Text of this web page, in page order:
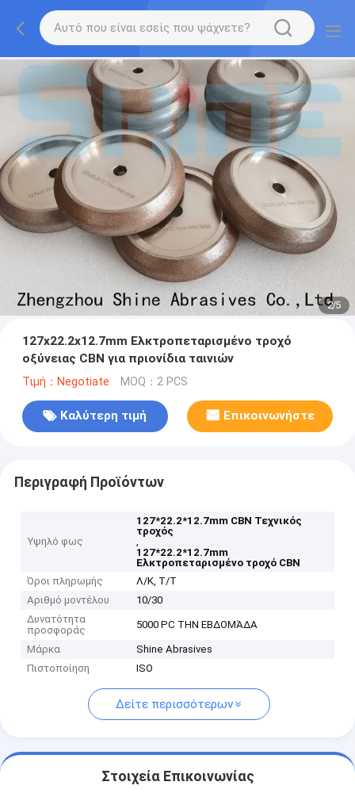
2/5
127x22.2x12.7mm Ελκτροπεταρισμένο τροχό
οξύνειας CBN για πριονίδια ταινιών
Τιμή：Negotiate MOQ：2 PCS
Καλύτερη τιμή Επικοινωνήστε
Περιγραφή Προϊόντων
Υψηλό φως
127*22.2*12.7mm CBN Τεχνικός
τροχός
,
127*22.2*12.7mm
Ελκτροπεταρισμένο τροχό CBN
Όροι πληρωμής
Λ/Κ, Τ/Τ
Αριθμό μοντέλου
10/30
Δυνατότητα
προσφοράς
5000 PC ΤΗΝ ΕΒΔΟΜΆΔΑ
Μάρκα
Shine Abrasives
Πιστοποίηση
ISO
Δείτε περισσότερων
Στοιχεία Επικοινωνίας